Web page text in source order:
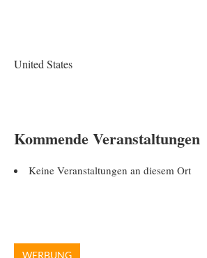
United States
Kommende Veranstaltungen
Keine Veranstaltungen an diesem Ort
WERBUNG